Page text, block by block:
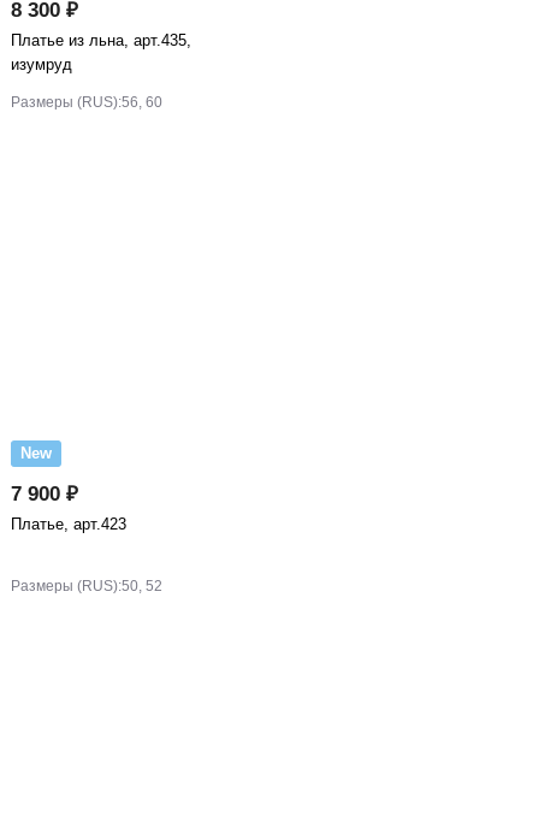
8 300 ₽
Платье из льна, арт.435,
изумруд
Размеры (RUS):56, 60
New
7 900 ₽
Платье, арт.423
Размеры (RUS):50, 52